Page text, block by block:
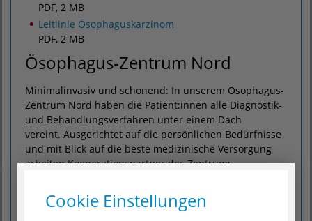
PDF, 2 MB
Leitlinie Ösophaguskarzinom
PDF, 2 MB
Ösophagus-Zentrum Nord
Minimalinvasiv und schonend: In unserem Ösophagus-
Zentrum Nord haben die Patient:innen alle Diagnostik-
und Behandlungsverfahren unter einem Dach
vereint. Ausgerichtet auf die persönlichen Bedürfnisse
und mit Blick auf die beste medizinische Versorgung
arbeiten Kooperationspartner des Zentrums
anvertrauten Patient:innen die jeweils bestmögliche
individuelle Therapie anbieten zu können.
Cookie Einstellungen